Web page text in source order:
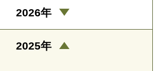
2026年
2025年